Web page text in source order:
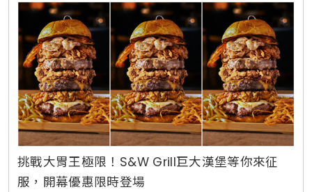
挑戰大胃王極限！S&W Grill巨大漢堡等你來征
服，開幕優惠限時登場